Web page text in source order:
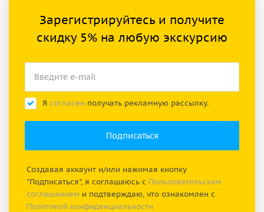
Зарегистрируйтесь и получите
скидку 5% на любую экскурсию
Я согласен получать рекламную рассылку.
Создавая аккаунт и/или нажимая кнопку
"Подписаться", я соглашаюсь с Пользовательским
соглашением и подтверждаю, что ознакомлен с
Политикой конфиденциальности